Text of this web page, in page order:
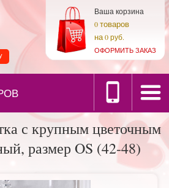
Ваша корзина
0товаров
на0 руб.
ОФОРМИТЬ ЗАКАЗ
с крупным цветочным
размер OS (42-48)